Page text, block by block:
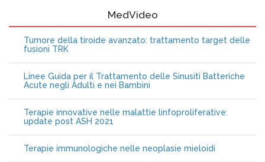
MedVideo
Tumore della tiroide avanzato: trattamento target delle
fusioni TRK
Linee Guida per il Trattamento delle Sinusiti Batteriche
Acute negli Adulti e nei Bambini
Terapie innovative nelle malattie linfoproliferative:
update post ASH 2021
Terapie immunologiche nelle neoplasie mieloidi